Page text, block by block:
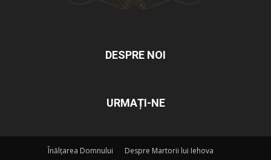
DESPRE NOI
URMAȚI-NE
Înălțarea Domnului
Despre Martorii lui Iehova